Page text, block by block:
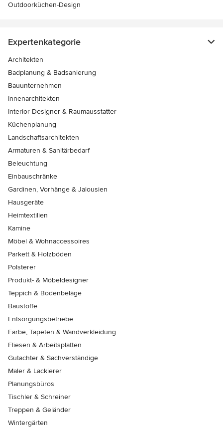
Outdoorküchen-Design
Expertenkategorie
Architekten
Badplanung & Badsanierung
Bauunternehmen
Innenarchitekten
Interior Designer & Raumausstatter
Küchenplanung
Landschaftsarchitekten
Armaturen & Sanitärbedarf
Beleuchtung
Einbauschränke
Gardinen, Vorhänge & Jalousien
Hausgeräte
Heimtextilien
Kamine
Möbel & Wohnaccessoires
Parkett & Holzböden
Polsterer
Produkt- & Möbeldesigner
Teppich & Bodenbeläge
Baustoffe
Entsorgungsbetriebe
Farbe, Tapeten & Wandverkleidung
Fliesen & Arbeitsplatten
Gutachter & Sachverständige
Maler & Lackierer
Planungsbüros
Tischler & Schreiner
Treppen & Geländer
Wintergärten